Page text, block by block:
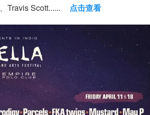
Travis Scott......
点击查看